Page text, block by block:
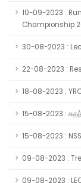
10-09-2023 :
Championship
30-08-2023 :
22-08-2023 :
18-08-2023 :
15-08-2023 :
15-08-2023 :
09-08-2023 :
09-08-2023 :